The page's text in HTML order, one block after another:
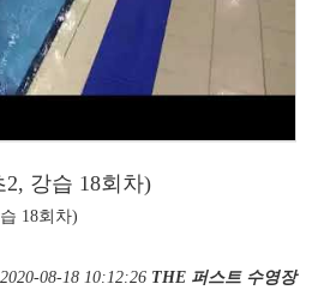
강습 18회차)
18회차)
2020-08-18 10:12:26 THE 퍼스트 수영장